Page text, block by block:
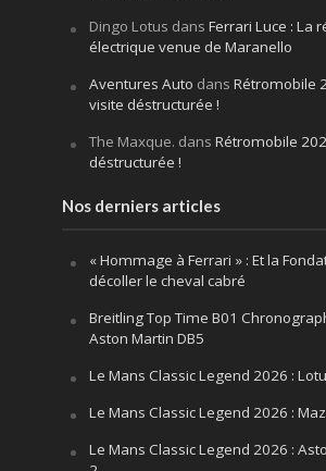
Dingo Lotus dans Ferrari Luce : La
électrique venue de Maranello
Aventures Auto dans Rétromobile
visite déstructurée !
The Maxque. dans Rétromobile
déstructurée !
Nos derniers articles
« Hommage à Ferrari » : Et la
décoller le cheval cabré
Breitling Top Time B01
Aston Martin DB5
Le Mans Classic Legend 2026 :
Le Mans Classic Legend 2026 :
Le Mans Classic Legend 2026 :